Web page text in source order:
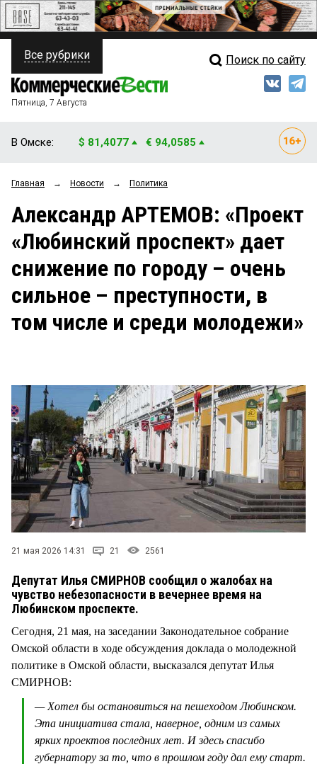
ПОЛИТИКА
ФИНАНСЫ
ОБЩЕСТВО
ЗАКОН
СТИЛЬ ЖИЗНИ
Свежий выпуск
Рейтинги
Блоги
Архив
Все рубрики Поиск по сайту
Пятница, 7 Августа
В Омске: $ 81,4077 € 94,0585
Главная → Новости → Политика
Александр АРТЕМОВ: «Проект
«Любинский проспект» дает
снижение по городу – очень
сильное – преступности, в
том числе и среди молодежи»
21 мая 2026 14:31 21 2561
Депутат Илья СМИРНОВ сообщил о жалобах на
чувство небезопасности в вечернее время на
Любинском проспекте.
Сегодня, 21 мая, на заседании Законодательное собрание
Омской области в ходе обсуждения доклада о молодежной
политике в Омской области, высказался депутат Илья
СМИРНОВ:
— Хотел бы остановиться на пешеходом Любинском.
Эта инициатива стала, наверное, одним из самых
ярких проектов последних лет. И здесь спасибо
губернатору за то, что в прошлом году дал ему старт.